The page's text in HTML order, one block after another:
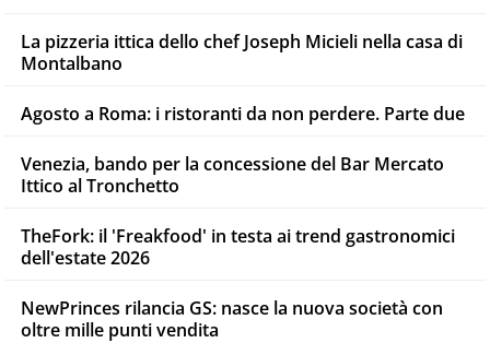
La pizzeria ittica dello chef Joseph Micieli nella casa di
Montalbano
Agosto a Roma: i ristoranti da non perdere. Parte due
Venezia, bando per la concessione del Bar Mercato
Ittico al Tronchetto
TheFork: il 'Freakfood' in testa ai trend gastronomici
dell'estate 2026
NewPrinces rilancia GS: nasce la nuova società con
oltre mille punti vendita